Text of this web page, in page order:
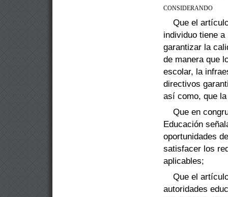
CONSIDERANDO
Que el
individuo tiene
garantizar la
de manera que
escolar, la
directivos
así como, que la
Que en
Educación
oportunidades
satisfacer los
aplicables;
Que el
autoridades